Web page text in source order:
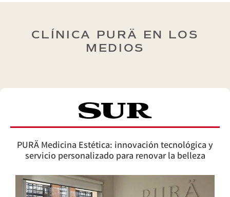
CLÍNICA PURÄ EN LOS
MEDIOS
PURÄ Medicina Estética: innovación tecnológica y
servicio personalizado para renovar la belleza